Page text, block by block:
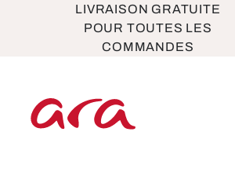
au contenu principal
Passer à la navigation principale
LIVRAISON GRATUITE
POUR TOUTES LES
COMMANDES